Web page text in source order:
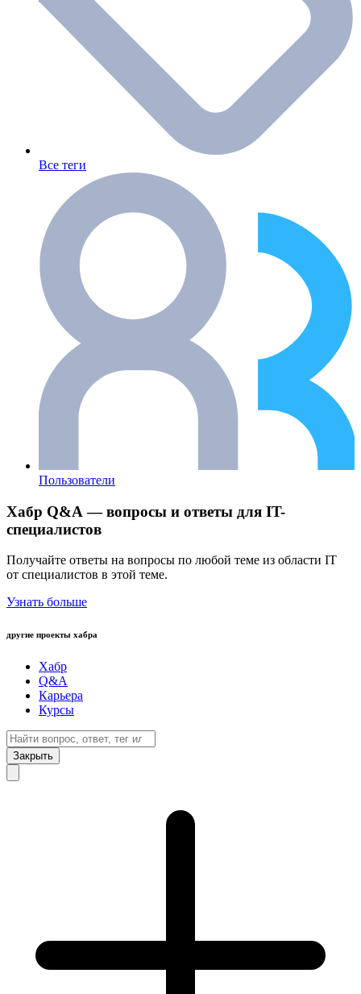
Все теги
Пользователи
Хабр Q&A — вопросы и ответы для IT-
специалистов
Получайте ответы на вопросы по любой теме из области IT
от специалистов в этой теме.
Узнать больше
другие проекты хабра
Хабр
Q&A
Карьера
Курсы
Закрыть